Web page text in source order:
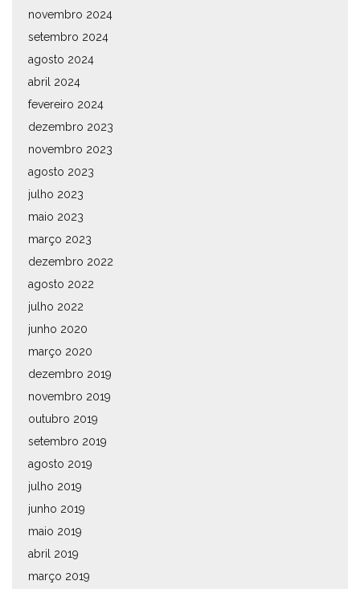
novembro 2024
setembro 2024
agosto 2024
abril 2024
fevereiro 2024
dezembro 2023
novembro 2023
agosto 2023
julho 2023
maio 2023
março 2023
dezembro 2022
agosto 2022
julho 2022
junho 2020
março 2020
dezembro 2019
novembro 2019
outubro 2019
setembro 2019
agosto 2019
julho 2019
junho 2019
maio 2019
abril 2019
março 2019